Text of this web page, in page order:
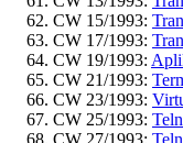
CW 15/1993:
CW 17/1993:
CW 19/1993:
CW 21/1993:
CW 23/1993:
CW 25/1993:
CW 27/1993: